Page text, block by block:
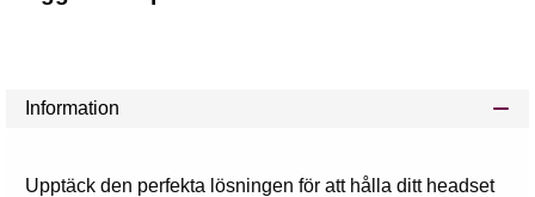
Information
Upptäck den perfekta lösningen för att hålla ditt headset